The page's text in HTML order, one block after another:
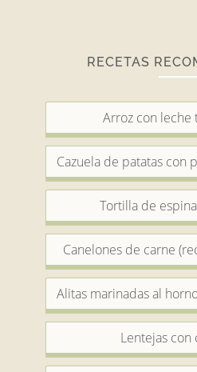
RECETAS
Arroz con leche
Cazuela de patatas con
Tortilla de
Canelones de carne
Alitas marinadas al
Lentejas con